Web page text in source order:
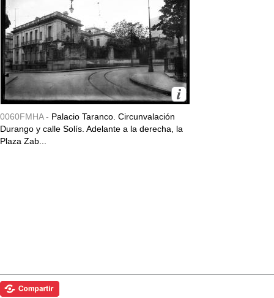
0060FMHA - Palacio Taranco. Circunvalación
Durango y calle Solís. Adelante a la derecha, la
Plaza Zab...